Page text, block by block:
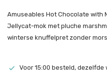
Amuseables Hot Chocolate with
Jellycat-mok met pluche
winterse knuffelpret zonder
Voor 15:00 besteld,